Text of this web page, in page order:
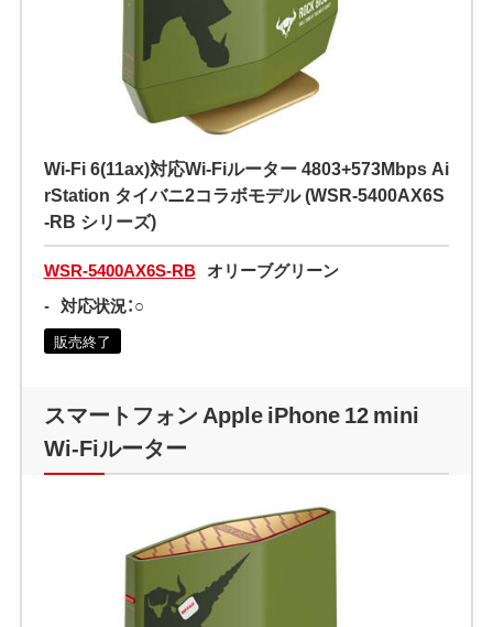
Wi-Fi 6(11ax)対応Wi-Fiルーター 4803+573Mbps Ai
rStation タイバニ2コラボモデル (WSR-5400AX6S
-RB シリーズ)
WSR-5400AX6S-RB オリーブグリーン
- 対応状況：○
販売終了
スマートフォン Apple iPhone 12 mini
Wi-Fiルーター